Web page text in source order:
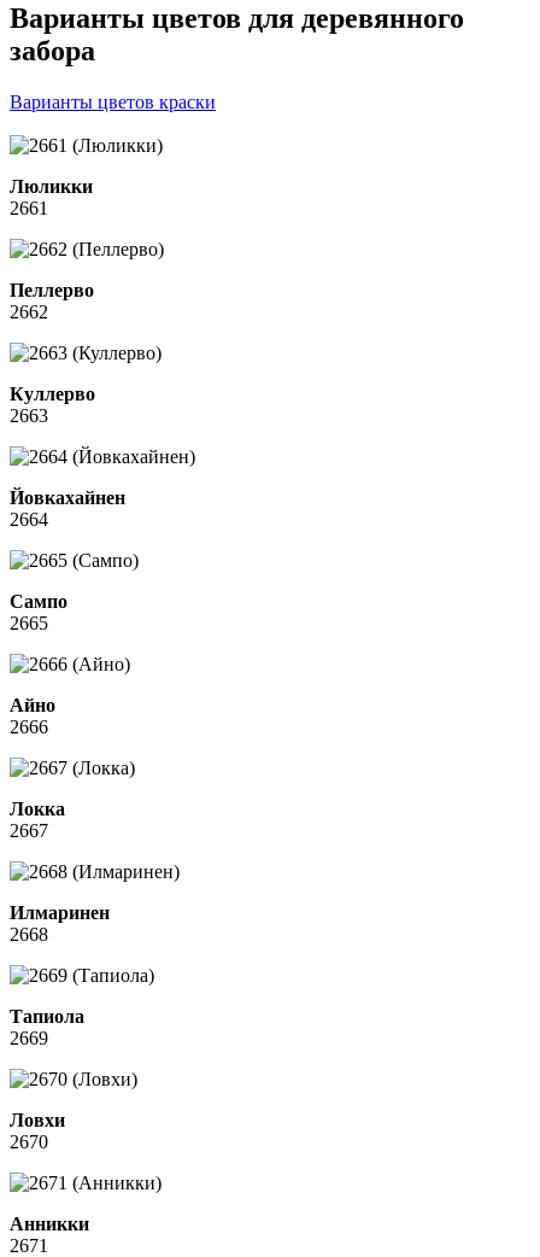
Варианты цветов для деревянного
забора
Варианты цветов краски
Люликки
2661
Пеллерво
2662
Куллерво
2663
Йовкахайнен
2664
Сампо
2665
Айно
2666
Локка
2667
Илмаринен
2668
Тапиола
2669
Ловхи
2670
Анникки
2671